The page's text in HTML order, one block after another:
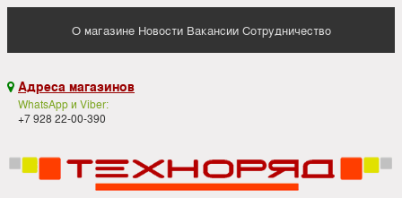
О магазине Новости Вакансии Сотрудничество
 Адреса магазинов
WhatsApp и Viber:
+7 928 22-00-390